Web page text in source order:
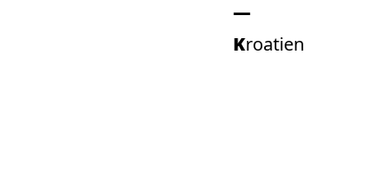
Kroatien